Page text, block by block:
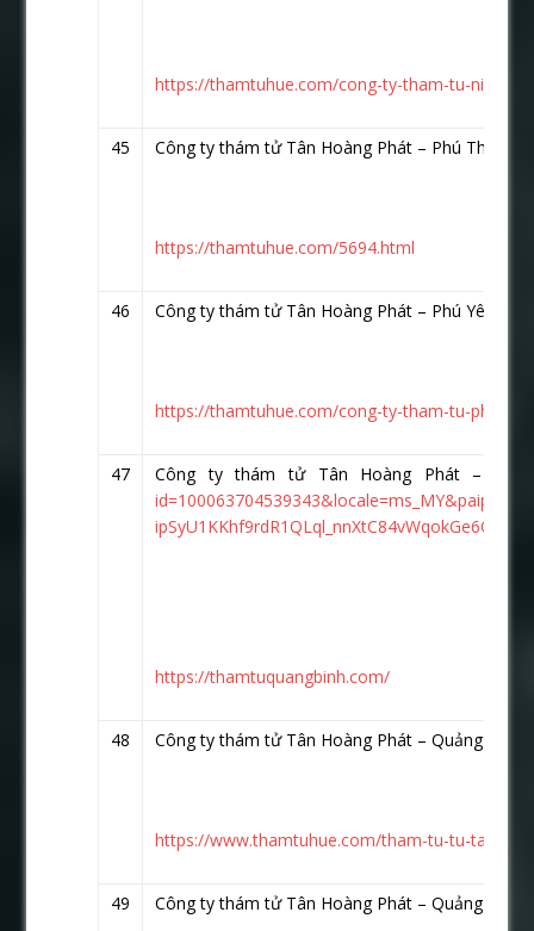
https://thamtuhue.com/cong-ty-tham-tu-ninh-
45 Công ty thám tử Tân Hoàng Phát – Phú Thọ
https://thamtuhue.com/5694.html
46 Công ty thám tử Tân Hoàng Phát – Phú Yên
https://thamtuhue.com/cong-ty-tham-tu-phu-
47
Công ty thám tử Tân Hoàng Phát –
ipSyU1KKhf9rdR1QLql_nnXtC84vWqokGe6Ot0
https://thamtuquangbinh.com/
48 Công ty thám tử Tân Hoàng Phát – Quảng Nam
https://www.thamtuhue.com/tham-tu-tu-tai-hoi-
49 Công ty thám tử Tân Hoàng Phát – Quảng Ngãi